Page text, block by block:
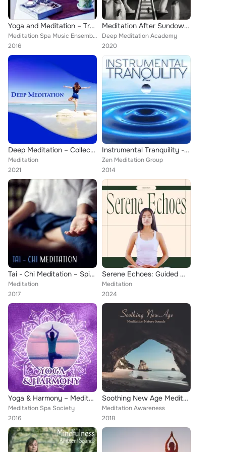
Yoga and Meditation – Tranquility Spa, Yoga Poses, Spiritual Healing, Yoga Music, Spa, Meditation, New Age, Relaxation
Meditation Spa Music Ensemble
2016
Meditation After Sundown - So That You Can Sleep Peacefully All Night
Deep Meditation Academy
2020
Deep Meditation – Collection of 15 New Age Songs Perfect for Inner Harmony and Balance
Meditation
2021
Instrumental Tranquility - Soothing and Relaxing New Age Harp Music Songs
Zen Meditation Group
2014
Tai - Chi Meditation – Spiritual Melodies, Music for Meditation, Yoga 2017, Mantra, Healing Zen
Meditation
2017
Serene Echoes: Guided Meditation
Meditation
2024
Yoga & Harmony – Meditation Music, Training Yoga, Water Sound Therapy, Focus, Tibetan Music, Deep Concentration
Meditation Spa Society
2016
Soothing New Age Meditation Nature Sounds
Meditation Awareness
2018